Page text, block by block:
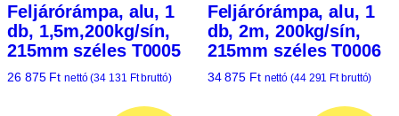
Feljárórámpa, alu, 1
db, 1,5m,200kg/sín,
215mm széles T0005
26 875 Ft nettó (34 131 Ftbruttó)
Feljárórámpa, alu, 1
db, 2m, 200kg/sín,
215mm széles T0006
34 875 Ft nettó (44 291 Ftbruttó)